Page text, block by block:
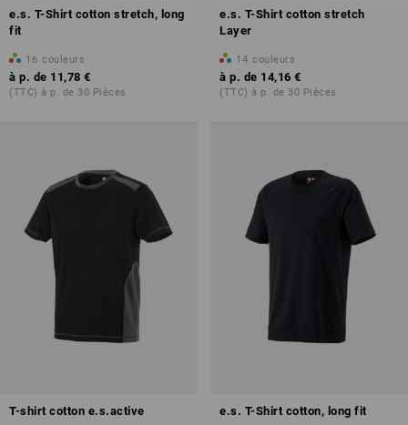
e.s. T-Shirt cotton stretch, long
fit
16 couleurs
à p. de 11,78 €
(TTC) à p. de 30 Pièces
e.s. T-Shirt cotton stretch
Layer
14 couleurs
à p. de 14,16 €
(TTC) à p. de 30 Pièces
T-shirt cotton e.s.active e.s. T-Shirt cotton, long fit